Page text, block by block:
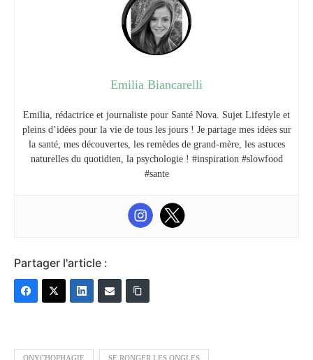
Emilia Biancarelli
Emilia, rédactrice et journaliste pour Santé Nova. Sujet Lifestyle et
pleins d’idées pour la vie de tous les jours ! Je partage mes idées sur
la santé, mes découvertes, les remèdes de grand-mère, les astuces
naturelles du quotidien, la psychologie ! #inspiration #slowfood
#sante
Partager l'article :
ONYCHOPHAGIE SE RONGER LES ONGLES